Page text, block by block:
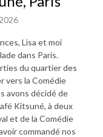
Lisa et moi
dans Paris.
du quartier des
vers la Comédie
avons décidé de
Kitsuné, à deux
et de la Comédie
commandé nos